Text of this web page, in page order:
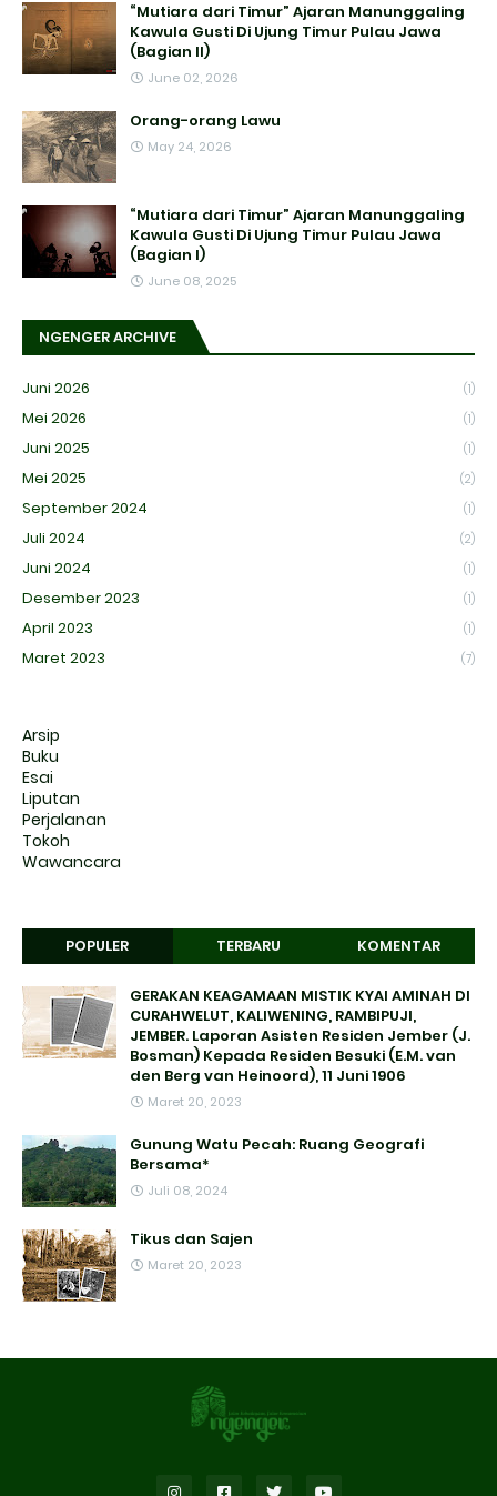
“Mutiara dari Timur” Ajaran Manunggaling
Kawula Gusti Di Ujung Timur Pulau Jawa
(Bagian II)
June 02, 2026
Orang-orang Lawu
May 24, 2026
“Mutiara dari Timur” Ajaran Manunggaling
Kawula Gusti Di Ujung Timur Pulau Jawa
(Bagian I)
June 08, 2025
NGENGER ARCHIVE
Juni 2026 (1)
Mei 2026 (1)
Juni 2025 (1)
Mei 2025 (2)
September 2024 (1)
Juli 2024 (2)
Juni 2024 (1)
Desember 2023 (1)
April 2023 (1)
Maret 2023 (7)
Arsip
Buku
Esai
Liputan
Perjalanan
Tokoh
Wawancara
POPULER TERBARU KOMENTAR
GERAKAN KEAGAMAAN MISTIK KYAI AMINAH DI
CURAHWELUT, KALIWENING, RAMBIPUJI,
JEMBER. Laporan Asisten Residen Jember (J.
Bosman) Kepada Residen Besuki (E.M. van
den Berg van Heinoord), 11 Juni 1906
Maret 20, 2023
Gunung Watu Pecah: Ruang Geografi
Bersama*
Juli 08, 2024
Tikus dan Sajen
Maret 20, 2023